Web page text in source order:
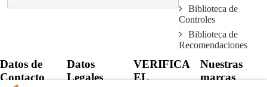
Biblioteca de
Controles
Biblioteca de
Recomendaciones
Datos de
Contacto
Datos
Legales
VERIFICA
EL
Nuestras
marcas